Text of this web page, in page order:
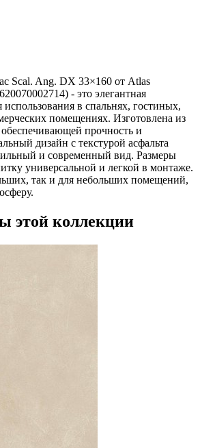
Scal. Ang. DX 33×160 от Atlas
- это элегантная
использования в спальнях, гостиных,
помещениях. Изготовлена из
прочность и
дизайн с текстурой асфальта
и современный вид. Размеры
универсальной и легкой в монтаже.
так и для небольших помещений,
этой коллекции